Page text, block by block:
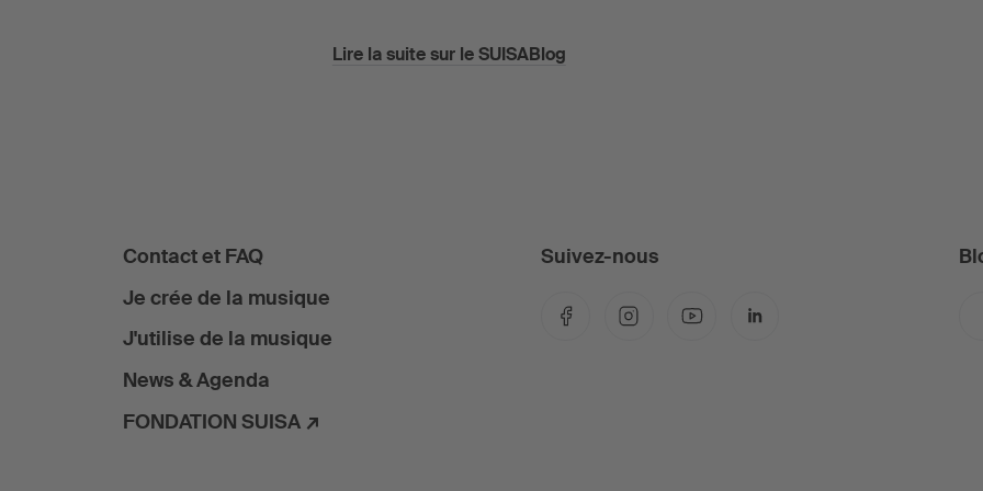
Lire la suite sur le SUISABlog
Contact et FAQ
Je crée de la musique
J'utilise de la musique
News & Agenda
FONDATION SUISA ↗
Suivez-nous
FacebookInstagram